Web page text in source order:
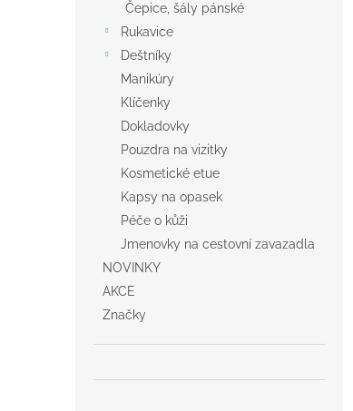
Čepice, šály pánské
Rukavice
Deštníky
Manikúry
Klíčenky
Dokladovky
Pouzdra na vizitky
Kosmetické etue
Kapsy na opasek
Péče o kůži
Jmenovky na cestovní zavazadla
NOVINKY
AKCE
Značky